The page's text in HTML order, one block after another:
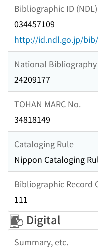
Bibliographic ID (NDL)
034457109
http://id.ndl.go.jp/bib/
National Bibliography
24209177
TOHAN MARC No.
34818149
Cataloging Rule
Nippon Cataloging
Bibliographic Record
111
Digital
Summary, etc.